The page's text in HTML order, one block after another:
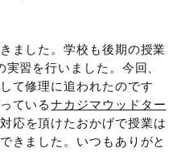
ました。学校も後期の授業
習を行いました。今回、
て修理に追われたのです
ているナカジマウッドター
応を頂けたおかげで授業は
きました。いつもありがと